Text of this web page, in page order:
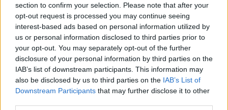
section to confirm your selection. Please note that after your
opt-out request is processed you may continue seeing
interest-based ads based on personal information utilized by
us or personal information disclosed to third parties prior to
your opt-out. You may separately opt-out of the further
disclosure of your personal information by third parties on the
IAB’s list of downstream participants. This information may
also be disclosed by us to third parties on the IAB’s List of
Downstream Participants that may further disclose it to other
Οι ενώσεις καταναλωτών καλούν την Ευρωπαϊκή